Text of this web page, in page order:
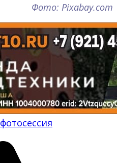
Фото: Pixabay.com
фотосессия